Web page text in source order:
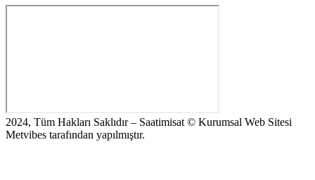
2024, Tüm Hakları Saklıdır – Saatimisat © Kurumsal Web Sitesi
Metvibes tarafından yapılmıştır.